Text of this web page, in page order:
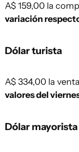
A$ 159,00 la
variación
Dólar turista
A$ 334,00 la
valores del
Dólar mayorista